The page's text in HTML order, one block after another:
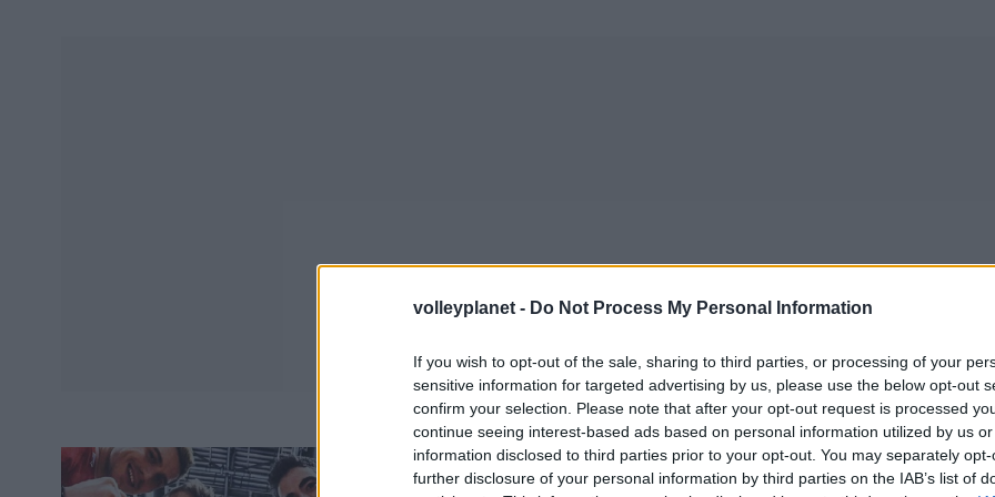
volleyplanet - Do Not Process My Personal Information
If you wish to opt-out of the sale, sharing to third parties, or processing of your
sensitive information for targeted advertising by us, please use the below opt-out
confirm your selection. Please note that after your opt-out request is processed
continue seeing interest-based ads based on personal information utilized by us
information disclosed to third parties prior to your opt-out. You may separately
further disclosure of your personal information by third parties on the IAB’s list of
ΔΙΕΘΝΗ 06/02/2019
Πανηγύρισε σαν στο… σπίτι του ο Φράγκος